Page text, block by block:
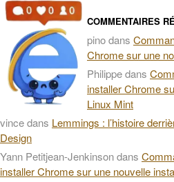
COMMENTAIRES
pinodans
Chrome sur une
Philippedans
installer Chrome
Linux Mint
vincedans Lemmings : l’histoire
Design
Yann Petitjean-Jenkinsondans
installer Chrome sur une nouvelle